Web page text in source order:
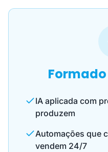
IA aplicada com
produzem
Automações que
vendem 24/7